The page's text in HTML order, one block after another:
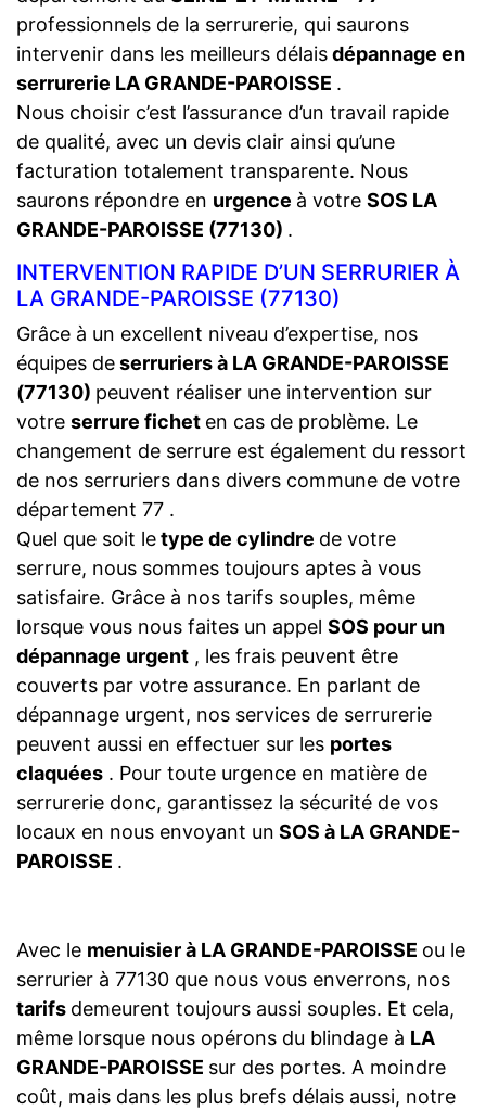
professionnels de la serrurerie, qui saurons
intervenir dans les meilleurs délaisdépannage en
serrurerie LA GRANDE-PAROISSE .
Nous choisir c’est l’assurance d’un travail rapide
de qualité, avec un devis clair ainsi qu’une
facturation totalement transparente. Nous
saurons répondre en urgence à votre SOS LA
GRANDE-PAROISSE (77130) .
INTERVENTION RAPIDE D’UN SERRURIER À
LA GRANDE-PAROISSE (77130)
Grâce à un excellent niveau d’expertise, nos
équipes deserruriers à LA GRANDE-PAROISSE
(77130) peuvent réaliser une intervention sur
votre serrure fichet en cas de problème. Le
changement de serrure est également du ressort
de nos serruriers dans divers commune de votre
département 77 .
Quel que soit letype de cylindre de votre
serrure, nous sommes toujours aptes à vous
satisfaire. Grâce à nos tarifs souples, même
lorsque vous nous faites un appel SOS pour un
dépannage urgent , les frais peuvent être
couverts par votre assurance. En parlant de
dépannage urgent, nos services de serrurerie
peuvent aussi en effectuer sur les portes
claquées . Pour toute urgence en matière de
serrurerie donc, garantissez la sécurité de vos
locaux en nous envoyant un SOS à LA GRANDE-
PAROISSE .
Avec le menuisier à LA GRANDE-PAROISSE ou le
serrurier à 77130 que nous vous enverrons, nos
tarifs demeurent toujours aussi souples. Et cela,
même lorsque nous opérons du blindage à LA
GRANDE-PAROISSE sur des portes. A moindre
coût, mais dans les plus brefs délais aussi, notre